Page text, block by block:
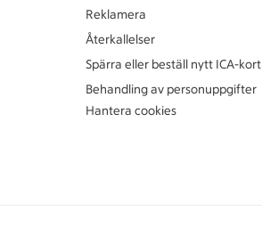
Reklamera
Återkallelser
Spärra eller beställ nytt ICA-kort
Behandling av personuppgifter
Hantera cookies